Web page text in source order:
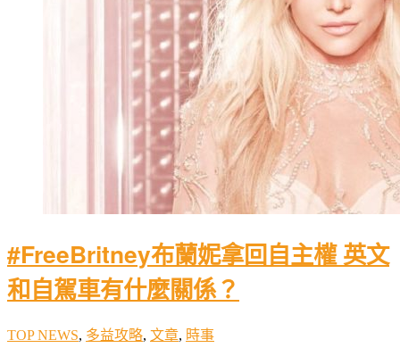
#FreeBritney布蘭妮拿回自主權 英文
和自駕車有什麼關係？
TOP NEWS, 多益攻略, 文章, 時事